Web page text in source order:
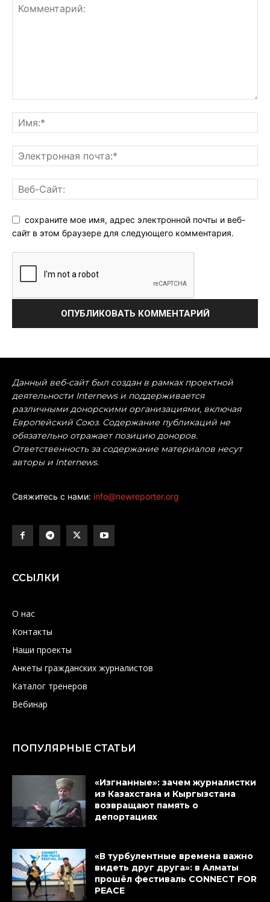
сохраните мое имя, адрес электронной почты и веб-
сайт в этом браузере для следующего комментария.
Данный веб-сайт был создан в рамках проектной
деятельности Internews и поддерживается
различными донорскими организациями, включая
Европейский Союз. Содержание публикаций не
обязательно отражает позицию доноров.
Ответственность за содержание материалов несут
авторы и Internews.
Свяжитесь с нами: info@newreporter.org
ССЫЛКИ
О нас
Контакты
Наши проекты
Анкеты гражданских журналистов
Каталог тренеров
Вебинар
ПОПУЛЯРНЫЕ СТАТЬИ
«Изгнанные»: зачем журналистки
из Казахстана и Кыргызстана
возвращают память о
депортациях
«В турбулентные времена важно
видеть друг друга»: в Алматы
прошёл фестиваль CONNECT FOR
PEACE